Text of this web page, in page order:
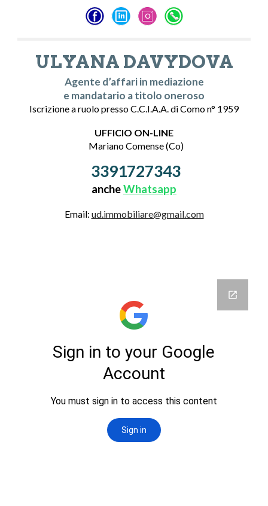
ULYANA DAVYDOVA
Agente d’affari in mediazione
e mandatario a titolo oneroso
Iscrizione a ruolo presso C.C.I.A.A. di Como n° 1959
UFFICIO ON-LINE
Mariano Comense (Co)
3391727343
ancheWhatsapp
Email: ud.immobiliare@gmail.com